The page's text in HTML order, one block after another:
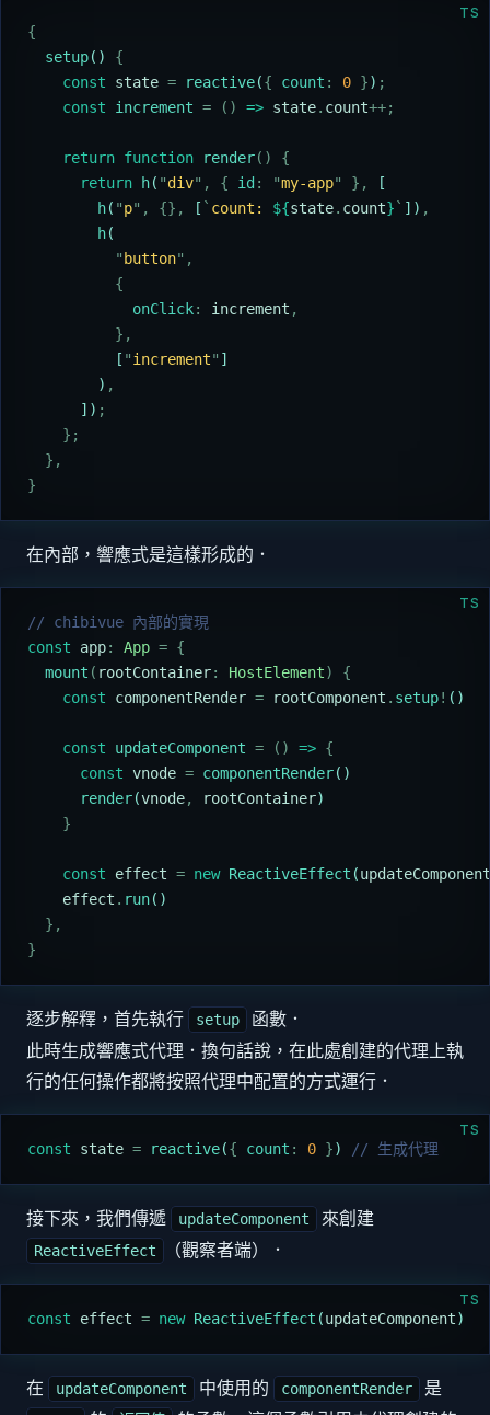
TS
{
  setup
() {
    const
state = reactive({ count : 0 }) ;
    const
increment = () => state. count++;
    return
function render()
{
      return
h( "div" , { id : "my-app" },
[
        h
( "p" , {}, [ ` count: ${state. count} ` ]) ,
        h
(
          "
button" ,
          {
            onClick
: increment ,
          },
          [
"increment" ]
        )
,
      ])
;
    };
  },
}
在內部，響應式是這樣形成的．
TS
// chibivue 內部的實現
const app: App = {
  mount
( rootContainer: HostElement)
{
    const
componentRender = rootComponent . setup! ()
    const
updateComponent = () => {
      const
vnode = componentRender()
      render
(vnode, rootContainer)
    }
    const
effect = new ReactiveEffect (updateComponent
    effect
. run()
  },
}
逐步解釋，首先執行 setup
函數．
此時生成響應式代理．換句話說，在此處創建的代理上執
行的任何操作都將按照代理中配置的方式運行．
TS
const state = reactive({ count : 0 }) // 生成代理
接下來，我們傳遞 updateComponent 來創建
ReactiveEffect （觀察者端）．
TS
const effect = new ReactiveEffect (updateComponent)
在 updateComponent 中使用的 componentRender 是